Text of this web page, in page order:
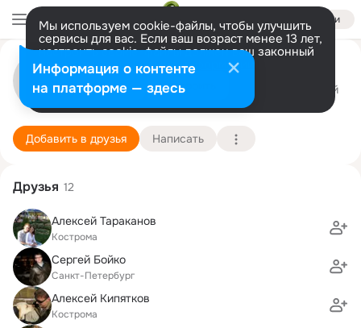
Войти
Мы используем cookie-файлы, чтобы улучшить
сервисы для вас. Если ваш возраст менее 13 лет,
настроить cookie-файлы должен ваш законный
представитель. Больше информации
Разрешить все Настроить
Евгений Богословский
Кострома 5 декабря (43 года)
32 лицей
Подробнее
Добавить в друзья Написать
Друзья 12
Алексей Тараканов
Кострома
Сергей Бойко
Санкт-Петербург
Алексей Кипятков
Кострома
Информация о контенте
на платформе — здесь